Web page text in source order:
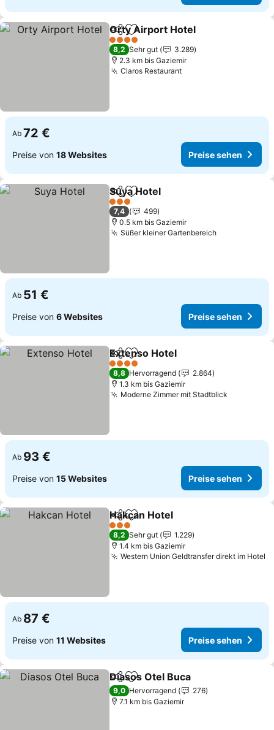
TeilenZu Favoriten hinzufügen
Orty Airport Hotel
4 Sterne
8,2 Sehr gut
3.289
2.3 km bis Gaziemir
Claros Restaurant
Ab 72 €
Preise von 18 Websites Preise sehen
TeilenZu Favoriten hinzufügen
Suya Hotel
3 Sterne
7,4
499
0.5 km bis Gaziemir
Süßer kleiner Gartenbereich
Ab 51 €
Preise von 6 Websites Preise sehen
TeilenZu Favoriten hinzufügen
Extenso Hotel
4 Sterne
8,8 Hervorragend
2.864
1.3 km bis Gaziemir
Moderne Zimmer mit Stadtblick
Ab 93 €
Preise von 15 Websites Preise sehen
TeilenZu Favoriten hinzufügen
Hakcan Hotel
3 Sterne
8,2 Sehr gut
1.229
1.4 km bis Gaziemir
Western Union Geldtransfer direkt im Hotel
Ab 87 €
Preise von 11 Websites Preise sehen
TeilenZu Favoriten hinzufügen
Diasos Otel Buca
9,0 Hervorragend
276
7.1 km bis Gaziemir